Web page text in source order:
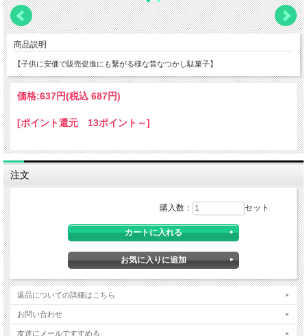
商品説明
【子供に安価で販売促進にも繋がる様な昔なつかし駄菓子】
価格:637円(税込 687円)
[ポイント還元 13ポイント～]
注文
購入数： セット
返品についての詳細はこちら
お問い合わせ
友達にメールですすめる